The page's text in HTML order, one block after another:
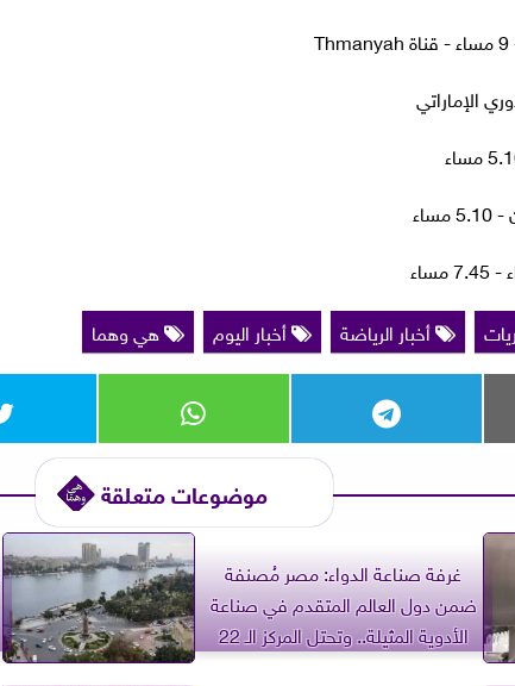
الإماراتي
أخبار الرياضة أخبار اليوم هي وهما
موضوعات متعلقة
غرفة صناعة الدواء: مصر مُصنفة
ضمن دول العالم المتقدم في صناعة
الأدوية المثيلة.. وتحتل المركز الـ 22